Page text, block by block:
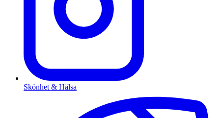
Skönhet & Hälsa